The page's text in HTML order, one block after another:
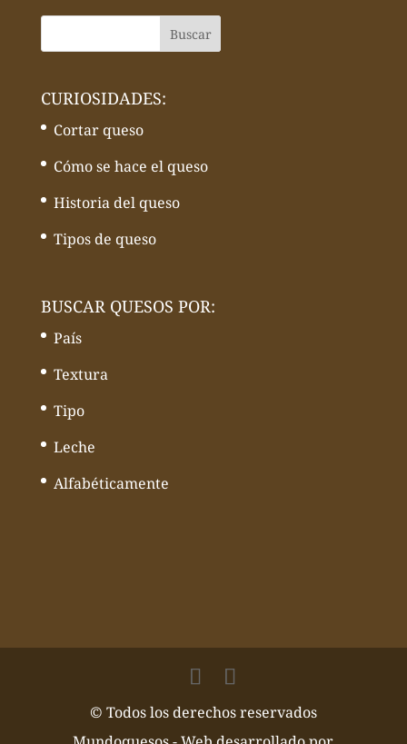
CURIOSIDADES:
Cortar queso
Cómo se hace el queso
Historia del queso
Tipos de queso
BUSCAR QUESOS POR:
País
Textura
Tipo
Leche
Alfabéticamente
© Todos los derechos reservados